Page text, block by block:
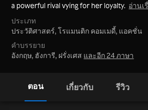
a powerful rival vying for her loyalty. อ่านเ
ประเภท
ประวัติศาสตร์,โรแมนติก คอมเมดี้, แอคชั่น
คำบรรยาย
อังกฤษ, ฮังการี, ฝรั่งเศส และอีก 24 ภาษา
ตอน เกี่ยวกับ รีวิว